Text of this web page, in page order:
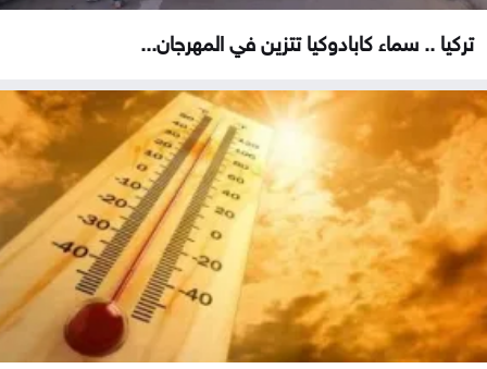
تركيا .. سماء كابادوكيا تتزين في المهرجان...